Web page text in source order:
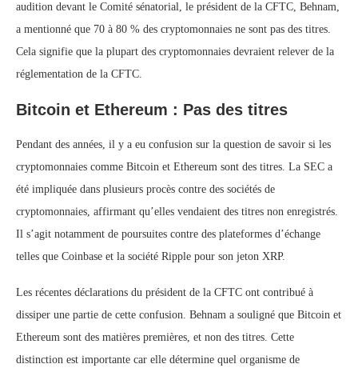
audition devant le Comité sénatorial, le président de la CFTC, Behnam,
a mentionné que 70 à 80 % des cryptomonnaies ne sont pas des titres.
Cela signifie que la plupart des cryptomonnaies devraient relever de la
réglementation de la CFTC.
Bitcoin et Ethereum : Pas des titres
Pendant des années, il y a eu confusion sur la question de savoir si les
cryptomonnaies comme Bitcoin et Ethereum sont des titres. La SEC a
été impliquée dans plusieurs procès contre des sociétés de
cryptomonnaies, affirmant qu’elles vendaient des titres non enregistrés.
Il s’agit notamment de poursuites contre des plateformes d’échange
telles que Coinbase et la société Ripple pour son jeton XRP.
Les récentes déclarations du président de la CFTC ont contribué à
dissiper une partie de cette confusion. Behnam a souligné que Bitcoin et
Ethereum sont des matières premières, et non des titres. Cette
distinction est importante car elle détermine quel organisme de